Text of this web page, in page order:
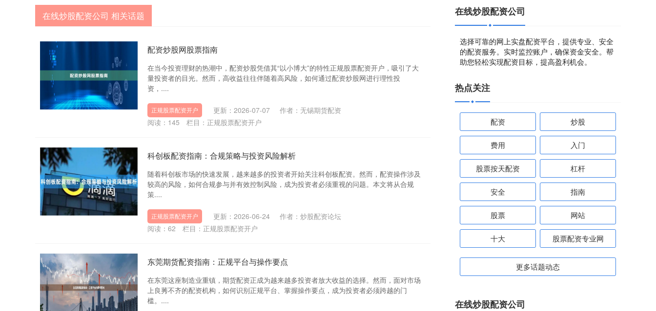
在线炒股配资公司 相关话题
配资炒股网股票指南
在当今投资理财的热潮中，配资炒股凭借其“以小博大”的特性正规股票配资开户，吸引了大
量投资者的目光。然而，高收益往往伴随着高风险，如何通过配资炒股网进行理性投
资，....
正规股票配资开户 更新：2026-07-07
作者：无锡期货配资
阅读： 145 栏目： 正规股票配资开户
科创板配资指南：合规策略与投资风险解析
随着科创板市场的快速发展，越来越多的投资者开始关注科创板配资。然而，配资操作涉及
较高的风险，如何合规参与并有效控制风险，成为投资者必须重视的问题。本文将从合规
策....
正规股票配资开户 更新：2026-06-24
作者：炒股配资论坛
阅读： 62 栏目： 正规股票配资开户
东莞期货配资指南：正规平台与操作要点
在东莞这座制造业重镇，期货配资正成为越来越多投资者放大收益的选择。然而，面对市场
上良莠不齐的配资机构，如何识别正规平台、掌握操作要点，成为投资者必须跨越的门
槛。....
在线炒股配资公司
选择可靠的网上实盘配资平台，提供专业、安全
的配资服务。实时监控账户，确保资金安全。帮
助您轻松实现配资目标，提高盈利机会。
热点关注
配资 炒股
费用 入门
股票按天配资 杠杆
安全 指南
股票 网站
十大 股票配资专业网
更多话题动态
在线炒股配资公司